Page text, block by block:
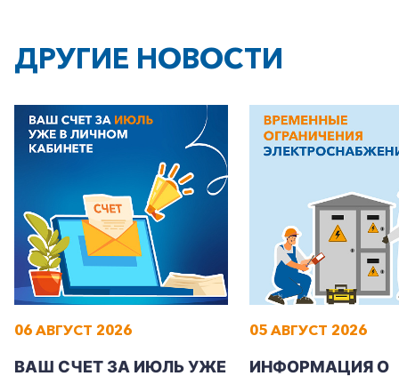
Заказать обратный звонок
Частным клиентам
ДРУГИЕ НОВОСТИ
06 АВГУСТ 2026
ВАШ СЧЕТ ЗА ИЮЛЬ УЖЕ
05 АВГУСТ 2026
ИНФОРМАЦИЯ О